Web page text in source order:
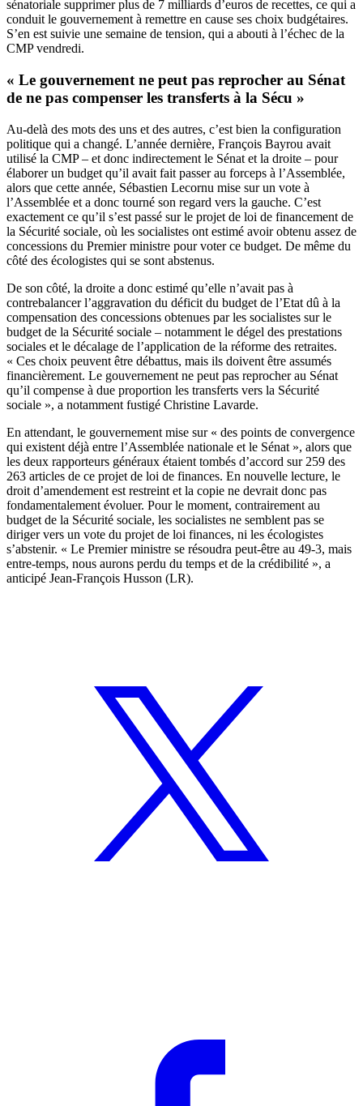
sénatoriale supprimer plus de 7 milliards d’euros de recettes, ce qui a
conduit le gouvernement à remettre en cause ses choix budgétaires.
S’en est suivie une semaine de tension, qui a abouti à l’échec de la
CMP vendredi.
« Le gouvernement ne peut pas reprocher au Sénat
de ne pas compenser les transferts à la Sécu »
Au-delà des mots des uns et des autres, c’est bien la configuration
politique qui a changé. L’année dernière, François Bayrou avait
utilisé la CMP – et donc indirectement le Sénat et la droite – pour
élaborer un budget qu’il avait fait passer au forceps à l’Assemblée,
alors que cette année, Sébastien Lecornu mise sur un vote à
l’Assemblée et a donc tourné son regard vers la gauche. C’est
exactement ce qu’il s’est passé sur le projet de loi de financement de
la Sécurité sociale, où les socialistes ont estimé avoir obtenu assez de
concessions du Premier ministre pour voter ce budget. De même du
côté des écologistes qui se sont abstenus.
De son côté, la droite a donc estimé qu’elle n’avait pas à
contrebalancer l’aggravation du déficit du budget de l’Etat dû à la
compensation des concessions obtenues par les socialistes sur le
budget de la Sécurité sociale – notamment le dégel des prestations
sociales et le décalage de l’application de la réforme des retraites.
« Ces choix peuvent être débattus, mais ils doivent être assumés
financièrement. Le gouvernement ne peut pas reprocher au Sénat
qu’il compense à due proportion les transferts vers la Sécurité
sociale », a notamment fustigé Christine Lavarde.
En attendant, le gouvernement mise sur « des points de convergence
qui existent déjà entre l’Assemblée nationale et le Sénat », alors que
les deux rapporteurs généraux étaient tombés d’accord sur 259 des
263 articles de ce projet de loi de finances. En nouvelle lecture, le
droit d’amendement est restreint et la copie ne devrait donc pas
fondamentalement évoluer. Pour le moment, contrairement au
budget de la Sécurité sociale, les socialistes ne semblent pas se
diriger vers un vote du projet de loi finances, ni les écologistes
s’abstenir. « Le Premier ministre se résoudra peut-être au 49-3, mais
entre-temps, nous aurons perdu du temps et de la crédibilité », a
anticipé Jean-François Husson (LR).